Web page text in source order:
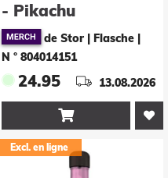
- Pikachu
de Stor | Flasche
N ° 804014151
24.95 13.08.2026

Excl. en ligne